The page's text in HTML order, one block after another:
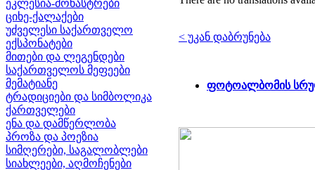
ეკლესია-მონასტრები
ციხე-ქალაქები
უძველესი საქართველო
ექსპონატები
მითები და ლეგენდები
საქართველოს მეფეები
მემატიანე
ტრადიციები და სიმბოლიკა
ქართველები
ენა და დამწერლობა
პროზა და პოეზია
სიმღერები, საგალობლები
სიახლეები, აღმოჩენები
< უკან დაბრუნება
ფოტოალბომის